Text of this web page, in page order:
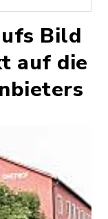
Bild
auf die